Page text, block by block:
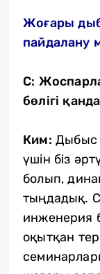
Жоғары
пайдалану
С:
бөлігі
Ким: Дыбыс
үшін біз
болып,
тыңдадық.
инженерия
оқытқан